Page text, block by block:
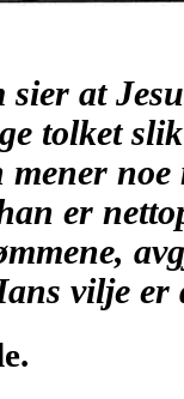
sier at
tolket
mener
er
vilje er